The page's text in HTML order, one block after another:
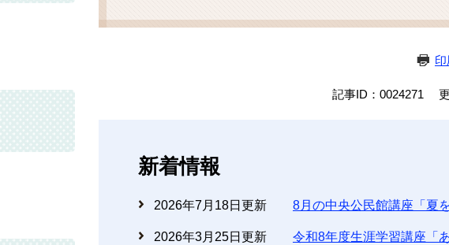
記事ID：0024271
新着情報
2026年7月18日更新 8月の中央公民館講座「夏
2026年3月25日更新 令和8年度生涯学習講座「